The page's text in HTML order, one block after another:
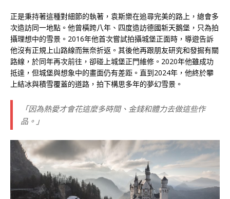
正是秉持著這種對細節的執著，袁斯樂在追尋完美的路上，總會多
次造訪同一地點。他曾橫跨八年、四度造訪德國新天鵝堡，只為拍
攝理想中的雪景。2016年他首次嘗試拍攝城堡正面時，導遊告訴
他沒有正規上山路線而無奈折返。其後他再跟朋友研究和發掘有關
路線，於同年再次前往，卻碰上城堡正門維修。2020年他雖成功
抵達，但城堡與想象中的畫面仍有差距。直到2024年，他終於攀
上結冰與積雪覆蓋的道路，拍下構思多年的夢幻雪景。
「因為熱愛才會花這麼多時間、金錢和體力去做這些作
品。」